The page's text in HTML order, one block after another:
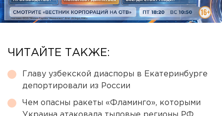
ЧИТАЙТЕ ТАКЖЕ:
Главу узбекской диаспоры в Екатеринбурге
депортировали из России
Чем опасны ракеты «Фламинго», которыми